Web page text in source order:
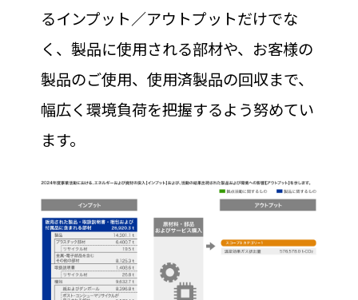
るインプット／アウトプットだけでな
く、製品に使用される部材や、お客様の
製品のご使用、使用済製品の回収まで、
幅広く環境負荷を把握するよう努めてい
ます。